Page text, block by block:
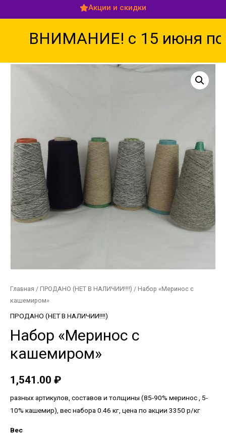
Акции и скидки
ВНИМАНИЕ! с 15 июня по
Главная / ПРОДАНО (НЕТ В НАЛИЧИИ!!!!) / Набор «Меринос с
кашемиром»
ПРОДАНО (НЕТ В НАЛИЧИИ!!!!)
Набор «Меринос с
кашемиром»
1,541.00 ₽
разных артикулов, составов и толщины (85-90% меринос , 5-
10% кашемир), вес набора 0.46 кг, цена по акции 3350 р/кг
Вес